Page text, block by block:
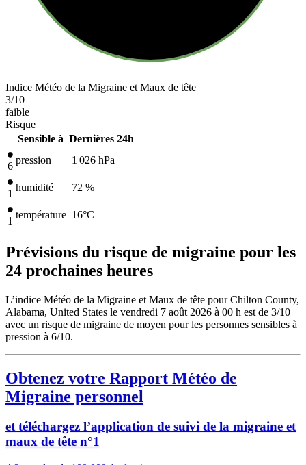
Indice Météo de la Migraine et Maux de tête
3/10
faible
Risque
Sensible à Dernières 24h
6
pression 1 026 hPa
1
humidité 72 %
1
température 16°C
Prévisions du risque de migraine pour les
24 prochaines heures
L’indice Météo de la Migraine et Maux de tête pour Chilton County,
Alabama, United States le vendredi 7 août 2026 à 00 h est de 3/10
avec un risque de migraine de moyen pour les personnes sensibles à
pression à 6/10.
Obtenez votre Rapport Météo de
Migraine personnel
et téléchargez l’application de suivi de la migraine et
maux de tête n°1